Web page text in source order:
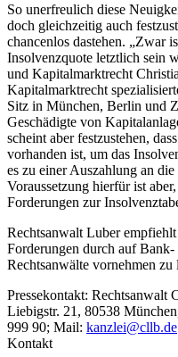
So unerfreulich diese
doch gleichzeitig auch
chancenlos dastehen. „Zwar
Insolvenzquote letztlich sein
und Kapitalmarktrecht
Kapitalmarktrecht
Sitz in München, Berlin und
Geschädigte von
scheint aber festzustehen,
vorhanden ist, um das
es zu einer Auszahlung an
Voraussetzung hierfür ist
Forderungen zur
Rechtsanwalt Luber
Forderungen durch auf
Rechtsanwälte vornehmen zu
Pressekontakt: Rechtsanwalt
Liebigstr. 21, 80538
999 90; Mail: kanzlei@cllb.de
Kontakt